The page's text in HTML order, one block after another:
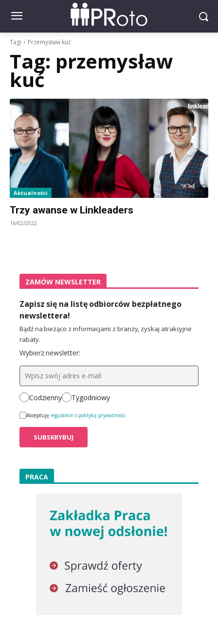
Tagi Przemysław kuć
Tag: przemysław
kuć
Aktualności
Trzy awanse w Linkleaders
16/02/2022
ZAMÓW NEWSLETTER
Zapisz się na listę odbiorców bezpłatnego
newslettera!
Bądź na bieżąco z informacjami z branży, zyskaj atrakcyjne
rabaty.
Wybierz newsletter:
Codzienny Tygodniowy
Akceptuję regulamin i politykę prywatności
PRACA